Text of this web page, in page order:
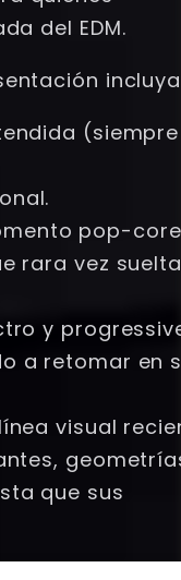
del EDM.
pop-
rara vez suelta
y
a retomar en
visual
que sus